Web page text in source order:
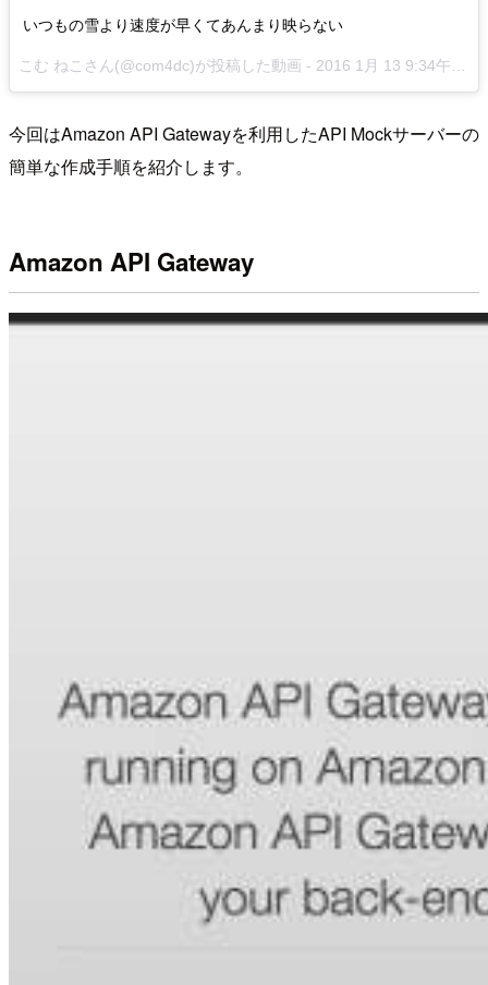
いつもの雪より速度が早くてあんまり映らない
こむ ねこさん(@com4dc)が投稿した動画 - 2016 1月 13 9:34午後 PST
今回はAmazon API Gatewayを利用したAPI Mockサーバーの
簡単な作成手順を紹介します。
Amazon API Gateway